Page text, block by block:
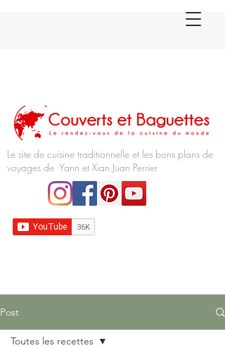
Le site de cuisine traditionnelle et les bons plans de
voyages de Yann et Xian Juan Perrier
Post
Toutes les recettes